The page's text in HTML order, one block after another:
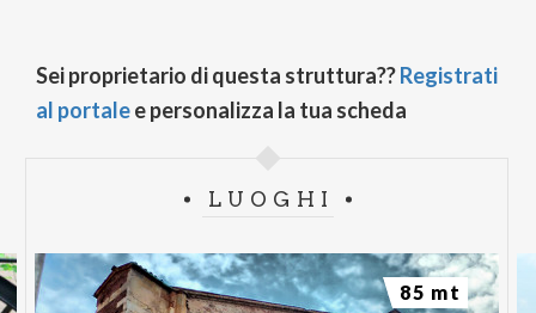
Sei proprietario di questa struttura??Registrati
al portalee personalizza la tua scheda
LUOGHI
85 mt